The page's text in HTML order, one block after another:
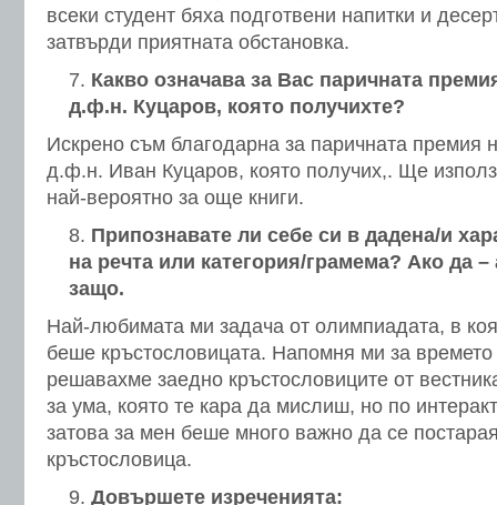
всеки студент бяха подготвени напитки и
затвърди приятната обстановка.
Какво означава за Вас паричната
д.ф.н. Куцаров, която получихте?
Искрено съм благодарна за паричната премия
д.ф.н. Иван Куцаров, която получих,. Ще
най-вероятно за още книги.
Припознавате ли себе си в дадена/и
на речта или категория/грамема? Ако да –
защо.
Най-любимата ми задача от олимпиадата, в
беше кръстословицата. Напомня ми за времето
решавахме заедно кръстословиците от
за ума, която те кара да мислиш, но по
затова за мен беше много важно да се
кръстословица.
Довършете изреченията: